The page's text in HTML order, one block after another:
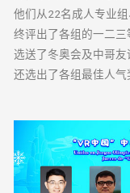
他们从22名成人专业
终评出了各组的一二
选送了冬奥会及中哥
还选出了各组最佳人气